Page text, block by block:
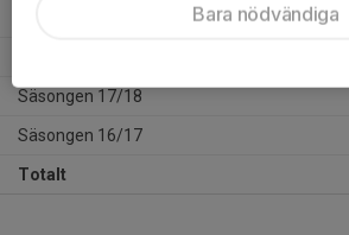
Säsongen 17/18
Säsongen 16/17
Totalt
Bara nödvändiga